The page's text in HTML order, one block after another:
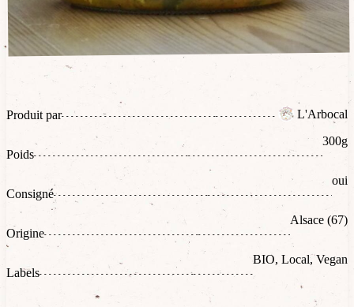
Produit par L'Arbocal
Poids
300g
Consigné
oui
Origine
Alsace (67)
Labels
BIO, Local, Vegan